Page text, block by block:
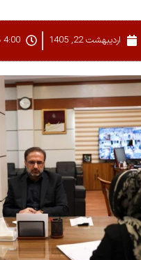
اردیبهشت 22, 1405 4:00 ب.ظ